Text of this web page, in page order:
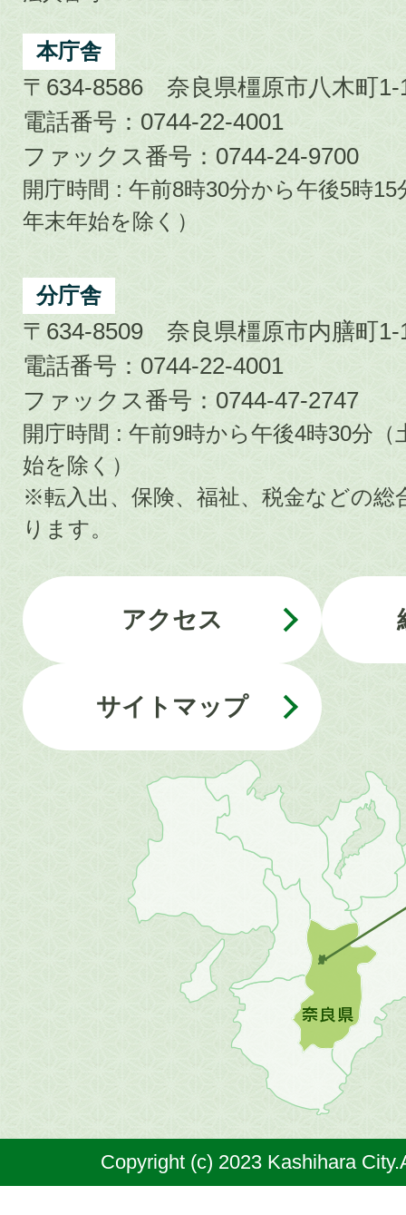
City
本庁舎
〒634-8586 奈良県橿原市八木町1-
電話番号：0744-22-4001
ファックス番号：0744-24-9700
開庁時間 : 午前8時30分から午後5時
年末年始を除く）
分庁舎
〒634-8509 奈良県橿原市内膳町1-
電話番号：0744-22-4001
ファックス番号：0744-47-2747
開庁時間 : 午前9時から午後4時30分（
始を除く）
※転入出、保険、福祉、税金などの総
ります。
アクセス
サイトマップ
畿
地
方
の
奈
良
Copyright (c) 2023 Kashihara